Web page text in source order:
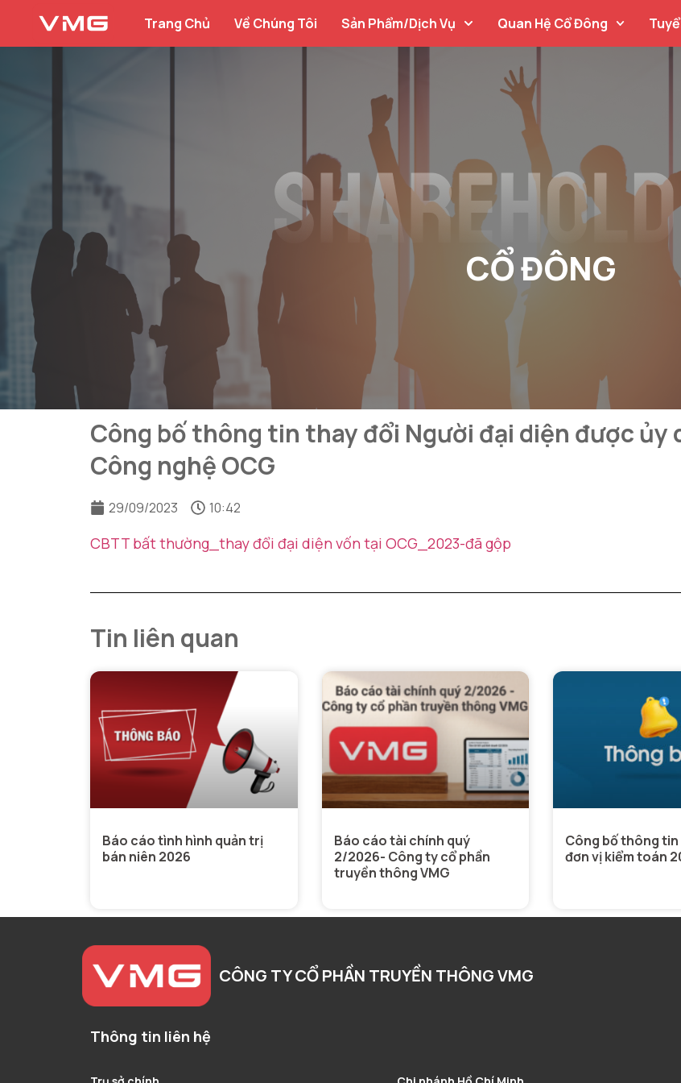
Trang Chủ Về Chúng Tôi Sản Phẩm/Dịch Vụ Quan Hệ Cổ Đông
CỔ ĐÔNG
Công bố thông tin thay đổi Người đại diện được ủy
Công nghệ OCG
29/09/2023 10:42
CBTT bất thường_thay đổi đại diện vốn tại OCG_2023-đã gộp
Tin liên quan
Báo cáo tình hình quản trị
bán niên 2026
Báo cáo tài chính quý
2/2026- Công ty cổ phần
truyền thông VMG
Công bố thông
đơn vị kiểm toán
CÔNG TY CỔ PHẦN TRUYỀN THÔNG VMG
Thông tin liên hệ